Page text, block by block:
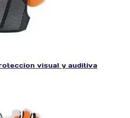
visual y auditiva